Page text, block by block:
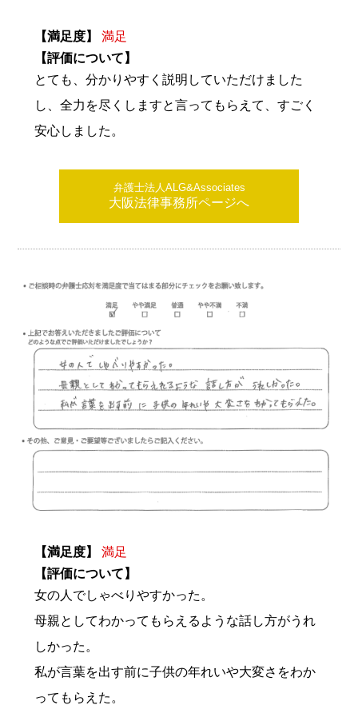
【満足度】
満足
【評価について】
とても、分かりやすく説明していただけました
し、全力を尽くしますと言ってもらえて、すごく
安心しました。
弁護士法人ALG&Associates
大阪法律事務所ページへ
【満足度】
満足
【評価について】
女の人でしゃべりやすかった。
母親としてわかってもらえるような話し方がうれ
しかった。
私が言葉を出す前に子供の年れいや大変さをわか
ってもらえた。